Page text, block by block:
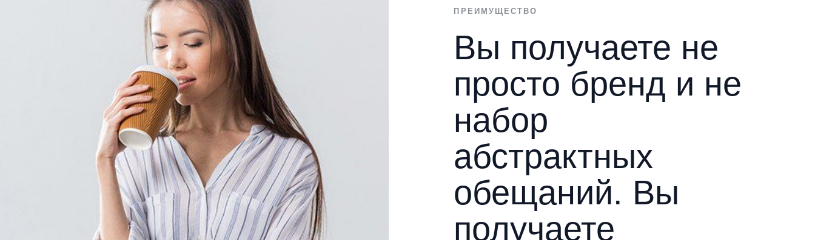
ПРЕИМУЩЕСТВО
Вы получаете не
просто бренд и не
набор
абстрактных
обещаний. Вы
получаете